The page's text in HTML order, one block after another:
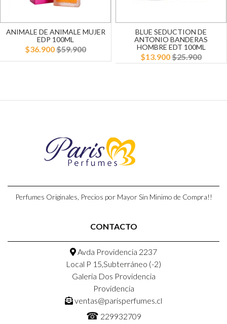
ANIMALE DE ANIMALE MUJER
EDP 100ML
$36.900$59.900
BLUE SEDUCTION DE
ANTONIO BANDERAS
HOMBRE EDT 100ML
$13.900$25.900
Perfumes Originales, Precios por Mayor Sin Minimo de Compra!!
CONTACTO
Avda Providencia 2237
Local P 15,Subterráneo (-2)
Galeria Dos Providencia
Providencia
ventas@parisperfumes.cl
☎ 229932709